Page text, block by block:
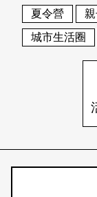
地圖搜尋
關於我們
刊物索取地點
會員基本資料
刊登活動
網站導
日本
夏令營
城市生活圈